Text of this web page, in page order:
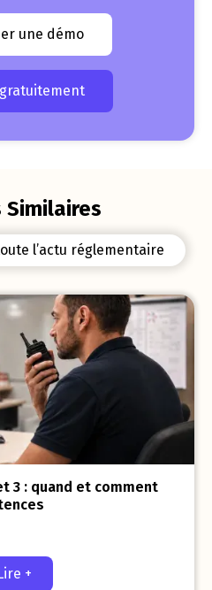
une démo
l’actu réglementaire
3 : quand et comment
+